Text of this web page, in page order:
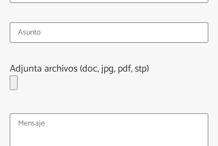
Adjunta archivos (doc, jpg, pdf, stp)